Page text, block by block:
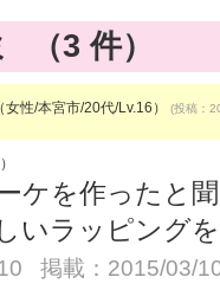
（3 件）
女性/本宮市/20代/Lv.16） (投稿：
ケを作ったと
いラッピング
10 掲載：2015/03/